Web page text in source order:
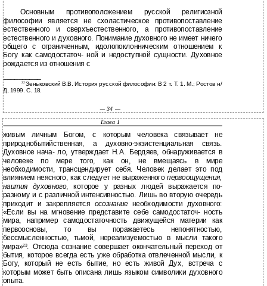
Основным противоположением русской религиозной
философии является не схоластическое противопоставление
естественного и сверхъестественного, а противопоставление
естественного и духовного. Понимание духовного не имеет ничего
общего с ограниченным, идолопоклонническим отношением к
Богу как самодостаточ- ной и недоступной сущности. Духовное
рождается из отношения с
__________
22Зеньковский В.В. История русской философии: В 2 т. Т. 1. М.; Ростов н/
Д, 1999. С. 18.
— 34 —
Глава 1
живым личным Богом, с которым человека связывает не
природнобытийственная, а духовно-экзистенциальная связь.
Духовное нача- ло, утверждает Н.А. Бердяев, обнаруживается в
человеке по мере того, как он, не вмещаясь в мире
необходимости, трансцендирует себя. Человек делает это под
влиянием неясного, как следует не выраженногопервоощущения,
наития духовного, которое у разных людей выражается по-
разному и с различной интенсивностью. Лишь во вторую очередь
приходит и закрепляется осознаниенеобходимости духовного:
«Если вы на мгновение представите себе самодостаточ- ность
мира, например самодостаточность движущейся материи как
первоосновы, то вы поражаетесь непонятностью,
бессмысленностью, тьмой, нереализуемостью в мысли такого
мира»23. Отсюда сознание совершает окончательный переход от
бытия, которое всегда есть уже обработка отвлеченной мысли, к
Богу, который не есть бытие, но есть живой Дух, встреча с
которым может быть описана лишь языком символики духовного
опыта.